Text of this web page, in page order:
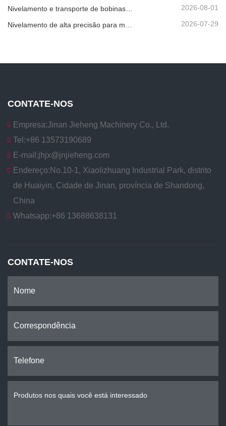
2026-08-01
Nivelamento de alta precisão para melhorar a planicidade da chapa 2026-07-29
CONTATE-NOS
Empresa:Jinan Jieheng Machinery Co., Ltd.
Tel:+86 13573190689
E-mail:jhjx@jnjieheng.com
Endereço:No.10-1, Xiaolizhuang Industrial Park, distrito
de Huaiyin, Cidade de Jinan, província de Shandong,
China
Whatsapp:+86 13688638131
CONTATE-NOS